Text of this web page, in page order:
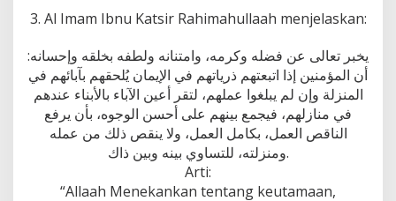
3. Al Imam Ibnu Katsir Rahimahullaah menjelaskan:
يخبر تعالى عن فضله وكرمه، وامتنانه ولطفه بخلقه وإحسانه:
أن المؤمنين إذا اتبعتهم ذرياتهم في الإيمان يُلحقهم بآبائهم في
المنزلة وإن لم يبلغوا عملهم، لتقر أعين الآباء بالأبناء عندهم
في منازلهم، فيجمع بينهم على أحسن الوجوه، بأن يرفع
الناقص العمل، بكامل العمل، ولا ينقص ذلك من عمله
ومنزلته، للتساوي بينه وبين ذاك.
Arti:
“Allaah Menekankan tentang keutamaan,